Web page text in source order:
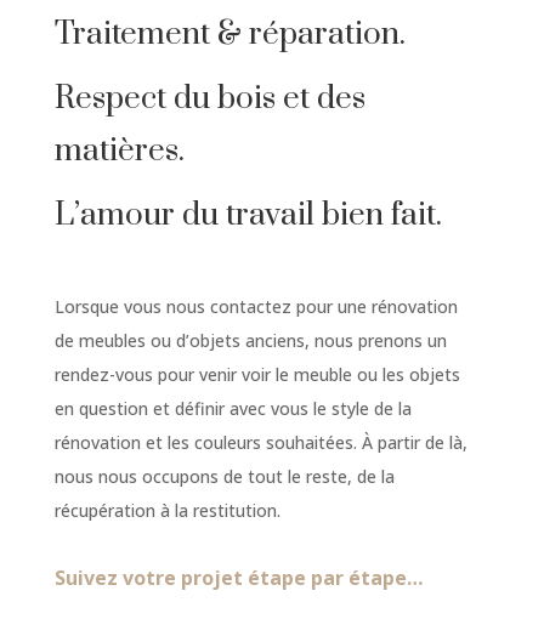
Traitement & réparation.
Respect du bois et des
matières.
L’amour du travail bien fait.
Lorsque vous nous contactez pour une rénovation
de meubles ou d’objets anciens, nous prenons un
rendez-vous pour venir voir le meuble ou les objets
en question et définir avec vous le style de la
rénovation et les couleurs souhaitées. À partir de là,
nous nous occupons de tout le reste, de la
récupération à la restitution.
Suivez votre projet étape par étape…